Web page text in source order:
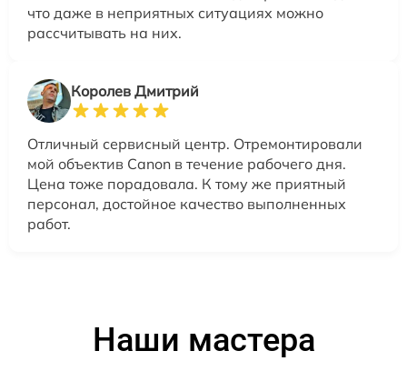
что даже в неприятных ситуациях можно
рассчитывать на них.
Королев Дмитрий
Отличный сервисный центр. Отремонтировали
мой объектив Canon в течение рабочего дня.
Цена тоже порадовала. К тому же приятный
персонал, достойное качество выполненных
работ.
Наши мастера